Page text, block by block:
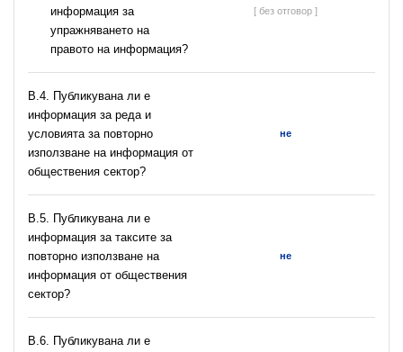
информация за
упражняването на
правото на информация?
[ без отговор ]
В.4. Публикувана ли е
информация за реда и
условията за повторно
използване на информация от
обществения сектор?
не
В.5. Публикувана ли е
информация за таксите за
повторно използване на
информация от обществения
сектор?
не
В.6. Публикувана ли е